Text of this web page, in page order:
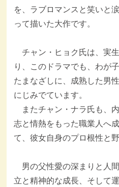
を、ラブロマンスと笑いと
って描いた大作です。
チャン・ヒョク氏は、実
り、このドラマでも、わが
たまなざしに、成熟した男
にじみでています。
またチャン・ナラ氏も、
志と情熱をもった職業人へ
て、彼女自身のプロ根性と
男の父性愛の深まりと人
立と精神的な成長、そして